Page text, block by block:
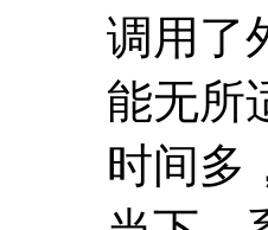
调用了
能无所
时间多